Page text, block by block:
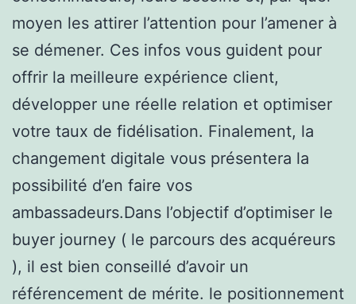
moyen les attirer l’attention pour l’amener à
se démener. Ces infos vous guident pour
offrir la meilleure expérience client,
développer une réelle relation et optimiser
votre taux de fidélisation. Finalement, la
changement digitale vous présentera la
possibilité d’en faire vos
ambassadeurs.Dans l’objectif d’optimiser le
buyer journey ( le parcours des acquéreurs
), il est bien conseillé d’avoir un
référencement de mérite. le positionnement